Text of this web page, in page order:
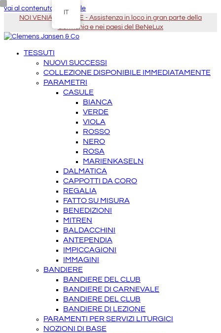
vai al contenuto principale
NOI VENIAMO DA TE - Assistenza in loco in gran parte della
Germania e nei paesi del BeNeLux
TESSUTI
NUOVI SUCCESSI
COLLEZIONE DISPONIBILE IMMEDIATAMENTE
PARAMETRI
CASULE
BIANCA
VERDE
VIOLA
ROSSO
NERO
ROSA
MARIENKASELN
DALMATICA
CAPPOTTI DA CORO
REGALIA
FATTO SU MISURA
BENEDIZIONI
MITREN
BALDACCHINI
ANTEPENDIA
IMPICCAGIONI
IMMAGINI
BANDIERE
BANDIERE DEL CLUB
BANDIERE DI CARNEVALE
BANDIERE DEL CLUB
BANDIERE DI LEZIONE
PARAMENTI PER SERVIZI LITURGICI
NOZIONI DI BASE
IT